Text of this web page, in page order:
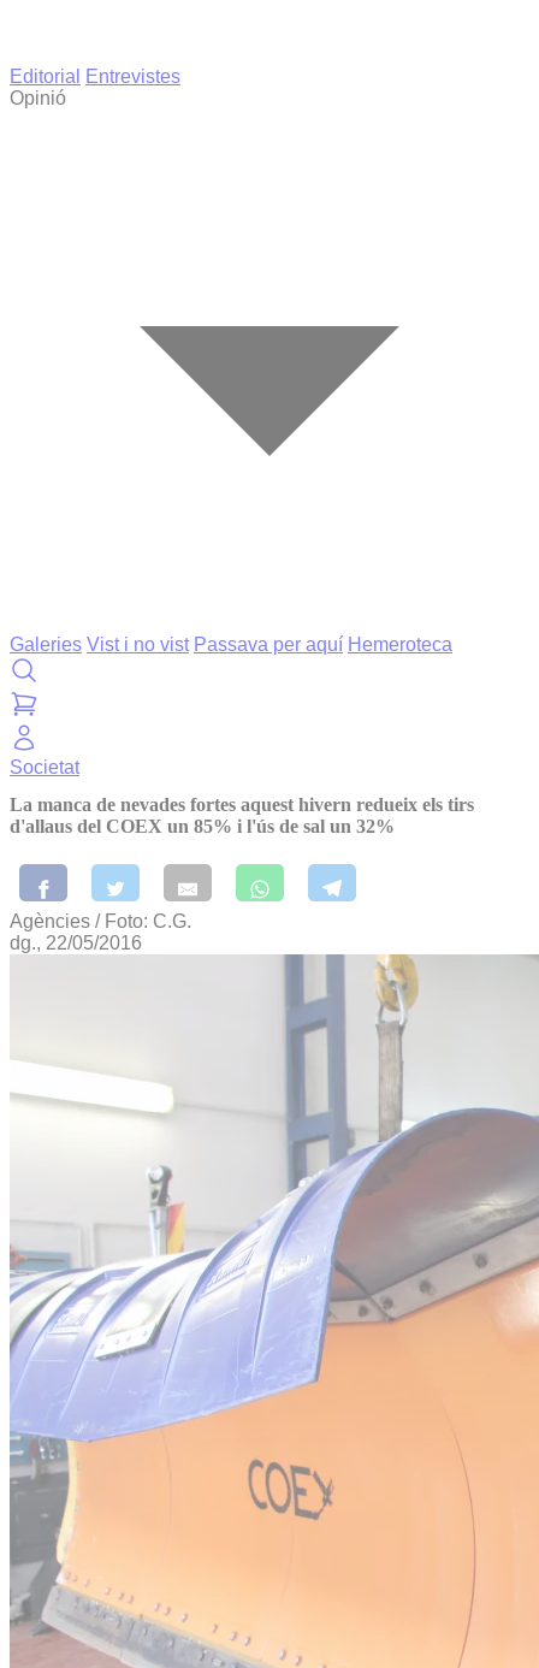
Editorial
Entrevistes
Opinió
Galeries Vist i no vist Passava per aquí Hemeroteca
Societat
La manca de nevades fortes aquest hivern redueix els tirs
d'allaus del COEX un 85% i l'ús de sal un 32%
Agències / Foto: C.G.
dg., 22/05/2016